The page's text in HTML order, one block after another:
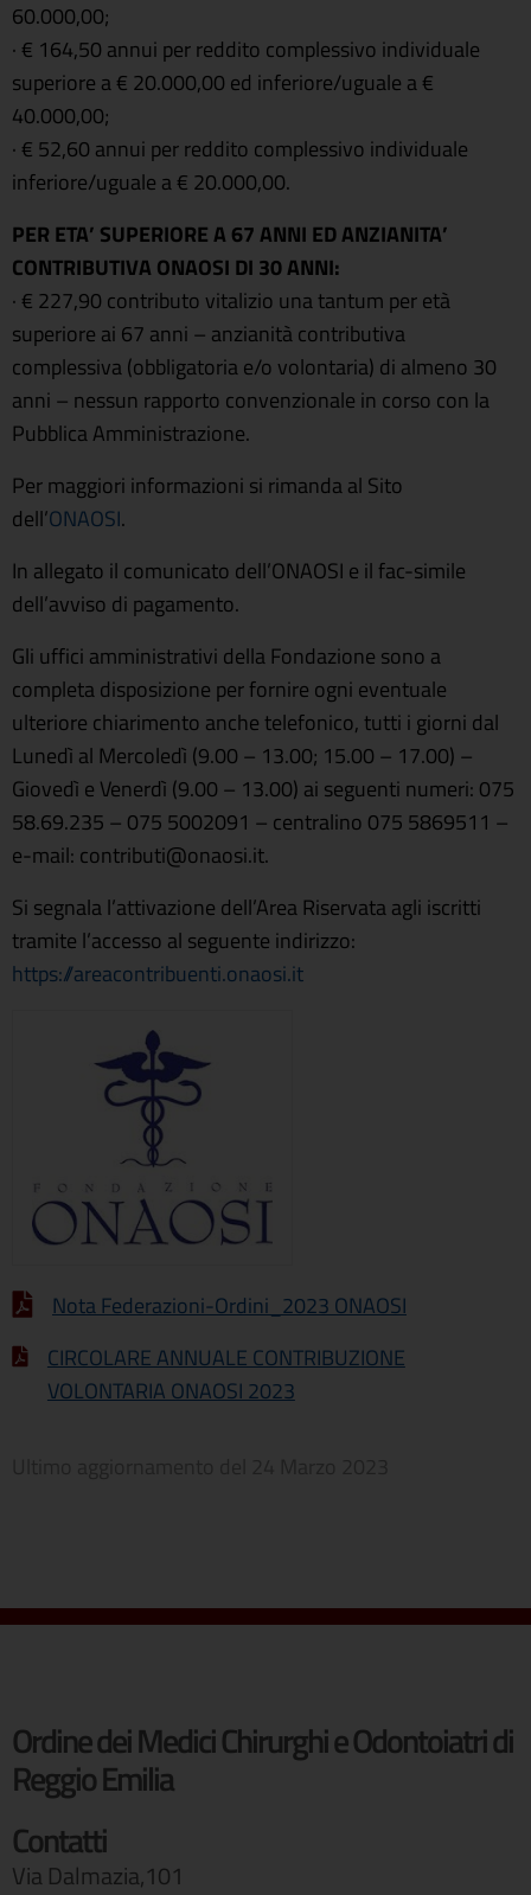
60.000,00;
· € 164,50 annui per reddito complessivo individuale
superiore a € 20.000,00 ed inferiore/uguale a €
40.000,00;
· € 52,60 annui per reddito complessivo individuale
inferiore/uguale a € 20.000,00.
PER ETA’ SUPERIORE A 67 ANNI ED ANZIANITA’
CONTRIBUTIVA ONAOSI DI 30 ANNI:
· € 227,90 contributo vitalizio una tantum per età
superiore ai 67 anni – anzianità contributiva
complessiva (obbligatoria e/o volontaria) di almeno 30
anni – nessun rapporto convenzionale in corso con la
Pubblica Amministrazione.
Per maggiori informazioni si rimanda al Sito
dell’ONAOSI.
In allegato il comunicato dell’ONAOSI e il fac-simile
dell’avviso di pagamento.
Gli uffici amministrativi della Fondazione sono a
completa disposizione per fornire ogni eventuale
ulteriore chiarimento anche telefonico, tutti i giorni dal
Lunedì al Mercoledì (9.00 – 13.00; 15.00 – 17.00) –
Giovedì e Venerdì (9.00 – 13.00) ai seguenti numeri: 075
58.69.235 – 075 5002091 – centralino 075 5869511 –
e-mail: contributi@onaosi.it.
Si segnala l’attivazione dell’Area Riservata agli iscritti
tramite l’accesso al seguente indirizzo:
https://areacontribuenti.onaosi.it
Nota Federazioni-Ordini_2023 ONAOSI
CIRCOLARE ANNUALE CONTRIBUZIONE
VOLONTARIA ONAOSI 2023
Ordine dei Medici Chirurghi e Odontoiatri di
Reggio Emilia
Contatti
Via Dalmazia,101